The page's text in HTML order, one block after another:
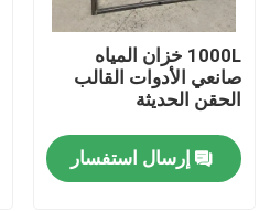
معلومات عنا
جولة في المعمل
مراقبة الجودة
1000L خزان المياه
صانعي الأدوات القالب
الحقن الحديثة
إرسال استفسار